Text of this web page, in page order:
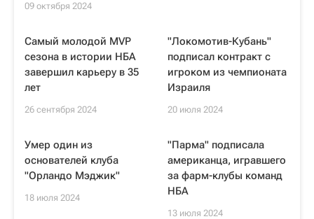
09 октября 2024
Самый молодой MVP
сезона в истории НБА
завершил карьеру в 35
лет
26 сентября 2024
"Локомотив-Кубань"
подписал контракт с
игроком из чемпионата
Израиля
20 июля 2024
Умер один из
основателей клуба
"Орландо Мэджик"
18 июля 2024
"Парма" подписала
американца, игравшего
за фарм-клубы команд
НБА
13 июля 2024